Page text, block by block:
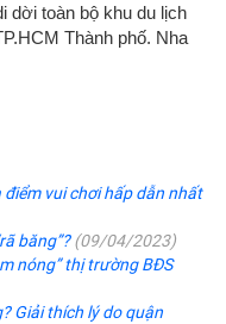
dời toàn bộ khu du lịch
Thành phố. Nha
điểm vui chơi hấp dẫn nhất
băng”?(09/04/2023)
nóng” thị trường BĐS
Giải thích lý do quận